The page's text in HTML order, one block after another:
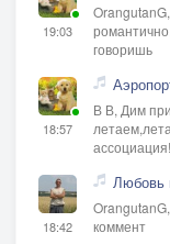
19:03
говоришь
18:57
В В, Дим
18:42
Любовь
коммент